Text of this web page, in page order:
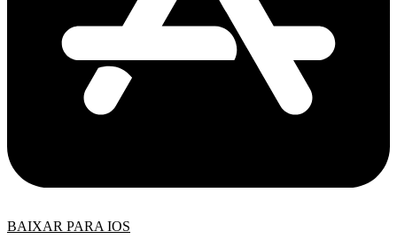
BAIXAR PARA IOS